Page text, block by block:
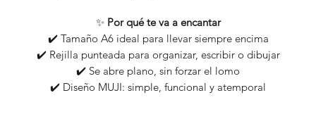
✨ Por qué te va a encantar
✔️ Tamaño A6 ideal para llevar siempre encima
✔️ Rejilla punteada para organizar, escribir o dibujar
✔️ Se abre plano, sin forzar el lomo
✔️ Diseño MUJI: simple, funcional y atemporal